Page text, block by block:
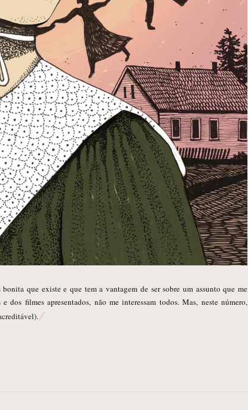
que existe e que tem a vantagem de ser sobre um assunto que me
filmes apresentados, não me interessam todos. Mas, neste número,